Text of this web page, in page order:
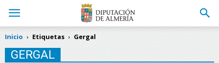
Inicio Etiquetas Gergal
GERGAL